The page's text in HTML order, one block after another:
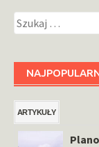
Szukaj:
ARTYKUŁY